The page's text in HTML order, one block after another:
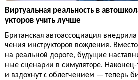
Виртуальная реальность в
укторов учить лучше
Британская автоассоциация
чения инструкторов вождения. Вместо
на реальной дороге, будущие
ные сценарии в симуляторе.
и вздохнут с облегчением — теперь